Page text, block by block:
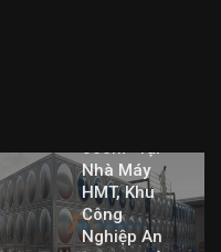
Nhà Máy
HMT, Khu
Công
Nghiệp An